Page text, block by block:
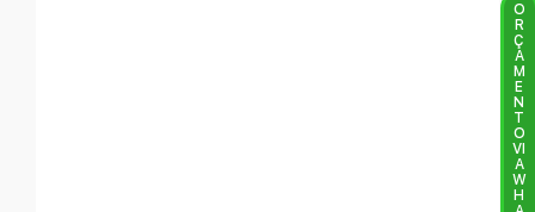
O
R
Ç
A
M
E
N
T
O
VI
A
W
H